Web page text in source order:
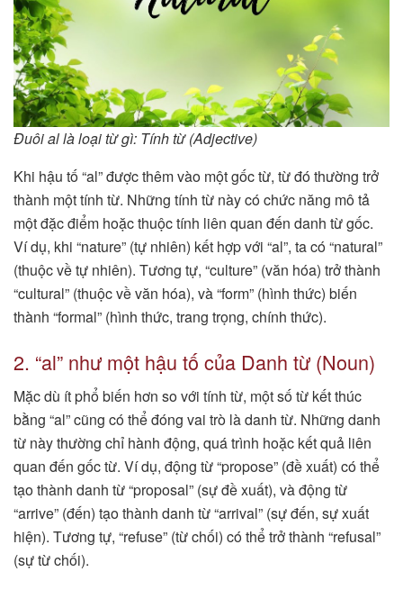
Đuôi al là loại từ gì: Tính từ (Adjective)
Khi hậu tố “al” được thêm vào một gốc từ, từ đó thường trở
thành một tính từ. Những tính từ này có chức năng mô tả
một đặc điểm hoặc thuộc tính liên quan đến danh từ gốc.
Ví dụ, khi “nature” (tự nhiên) kết hợp với “al”, ta có “natural”
(thuộc về tự nhiên). Tương tự, “culture” (văn hóa) trở thành
“cultural” (thuộc về văn hóa), và “form” (hình thức) biến
thành “formal” (hình thức, trang trọng, chính thức).
2. “al” như một hậu tố của Danh từ (Noun)
Mặc dù ít phổ biến hơn so với tính từ, một số từ kết thúc
bằng “al” cũng có thể đóng vai trò là danh từ. Những danh
từ này thường chỉ hành động, quá trình hoặc kết quả liên
quan đến gốc từ. Ví dụ, động từ “propose” (đề xuất) có thể
tạo thành danh từ “proposal” (sự đề xuất), và động từ
“arrive” (đến) tạo thành danh từ “arrival” (sự đến, sự xuất
hiện). Tương tự, “refuse” (từ chối) có thể trở thành “refusal”
(sự từ chối).